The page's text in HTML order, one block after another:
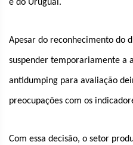
e do Uruguai.
Apesar do reconhecimento do
suspender temporariamente a
antidumping para avaliação
preocupações com os
Com essa decisão, o setor